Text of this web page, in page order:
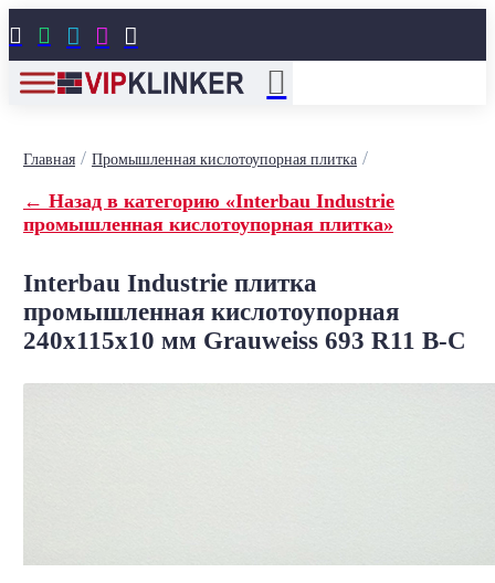
    
Главная/ Промышленная кислотоупорная плитка/
← Назад в категорию «Interbau Industrie
промышленная кислотоупорная плитка»
Interbau Industrie плитка
промышленная кислотоупорная
240x115x10 мм Grauweiss 693 R11 B-C